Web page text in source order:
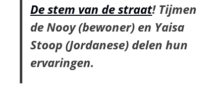
De stem van de straat! Tijmen
de Nooy (bewoner) en Yaisa
Stoop (Jordanese) delen hun
ervaringen.